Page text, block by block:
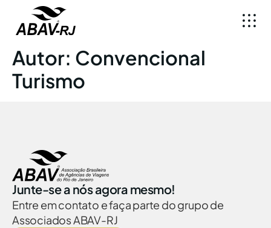
Autor: Convencional
Turismo
Junte-se a nós agora mesmo!
Entre em contato e faça parte do grupo de
Associados ABAV-RJ